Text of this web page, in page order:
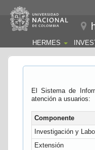
HERMES
El Sistema de
atención a usuarios:
Componente
Investigación y
Extensión